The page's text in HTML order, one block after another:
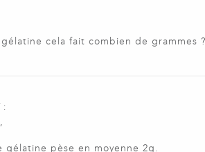
cela fait combien de grammes ?
:
gélatine pèse en moyenne 2g.